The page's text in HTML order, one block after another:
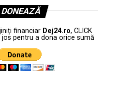
DONEAZĂ
financiar Dej24.ro, CLICK
pentru a dona orice sumă